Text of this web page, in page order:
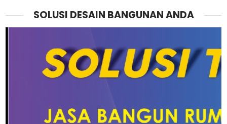
SOLUSI DESAIN BANGUNAN ANDA